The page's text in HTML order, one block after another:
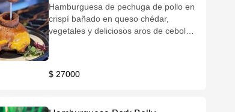
Hamburguesa de pechuga de pollo en
crispí bañado en queso chédar,
vegetales y deliciosos aros de cebolla
$ 27000